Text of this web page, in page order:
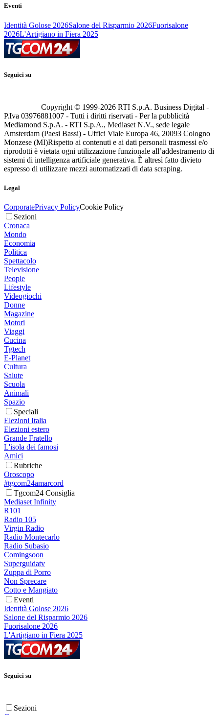
Eventi
Identità Golose 2026Salone del Risparmio 2026Fuorisalone
2026L'Artigiano in Fiera 2025
Seguici su
Copyright © 1999-2026 RTI S.p.A. Business Digital -
P.Iva 03976881007 - Tutti i diritti riservati - Per la pubblicità
Mediamond S.p.A. - RTI S.p.A., Mediaset N.V., sede legale
Amsterdam (Paesi Bassi) - Uffici Viale Europa 46, 20093 Cologno
Monzese (MI)Rispetto ai contenuti e ai dati personali trasmessi e/o
riprodotti è vietata ogni utilizzazione funzionale all’addestramento di
sistemi di intelligenza artificiale generativa. È altresì fatto divieto
espresso di utilizzare mezzi automatizzati di data scraping.
Legal
CorporatePrivacy PolicyCookie Policy
Sezioni
Cronaca
Mondo
Economia
Politica
Spettacolo
Televisione
People
Lifestyle
Videogiochi
Donne
Magazine
Motori
Viaggi
Cucina
Tgtech
E-Planet
Cultura
Salute
Scuola
Animali
Spazio
Speciali
Elezioni Italia
Elezioni estero
Grande Fratello
L'isola dei famosi
Amici
Rubriche
Oroscopo
#tgcom24amarcord
Tgcom24 Consiglia
Mediaset Infinity
R101
Radio 105
Virgin Radio
Radio Montecarlo
Radio Subasio
Comingsoon
Superguidatv
Zuppa di Porro
Non Sprecare
Cotto e Mangiato
Eventi
Identità Golose 2026
Salone del Risparmio 2026
Fuorisalone 2026
L'Artigiano in Fiera 2025
Seguici su
Sezioni